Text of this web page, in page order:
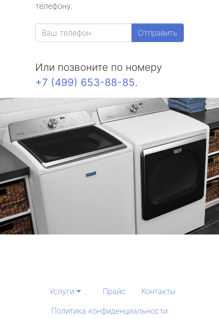
телефону.
Отправить
Или позвоните по номеру
+7 (499) 653-88-85.
Услуги Прайс
Контакты
Политика конфиденциальности